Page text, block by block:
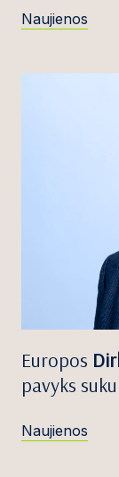
Naujienos
Europos
pavyks
Naujienos